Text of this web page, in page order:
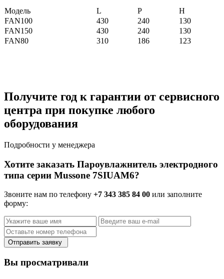
Модель L P
H
FAN100
430 240
130
FAN150
430 240
130
FAN80
310 186 123
Получите год к гарантии от сервисного
центра при покупке любого
оборудования
Подробности у менеджера
Хотите заказать Пароувлажнитель электродного
типа cерии Mussone 7SIUAM6?
Звоните нам по телефону +7 343 385 84 00 или заполните
форму:
Отправить заявку
Вы просматривали